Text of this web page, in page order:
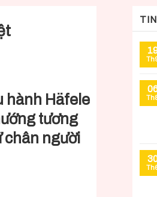
hành Häfele
tương
chân người